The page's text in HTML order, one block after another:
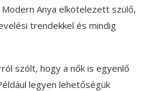
Anya elkötelezett szülő,
trendekkel és mindig
szólt, hogy a nők is egyenlő
legyen lehetőségük